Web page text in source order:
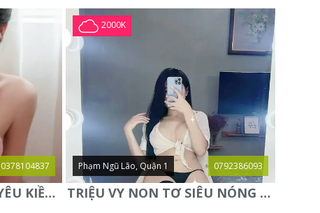
0378104837
⭐️PHƯƠNG LY BABY⭐️- YÊU KIỀU QUYẾN RŨ - SAY ĐẮM SI MÊ
2000K
Phạm Ngũ Lão, Quận 1 0792386093
TRIỆU VY NON TƠ SIÊU NÓNG BỎNG GỢI TÌNH NGỌT NGÀO